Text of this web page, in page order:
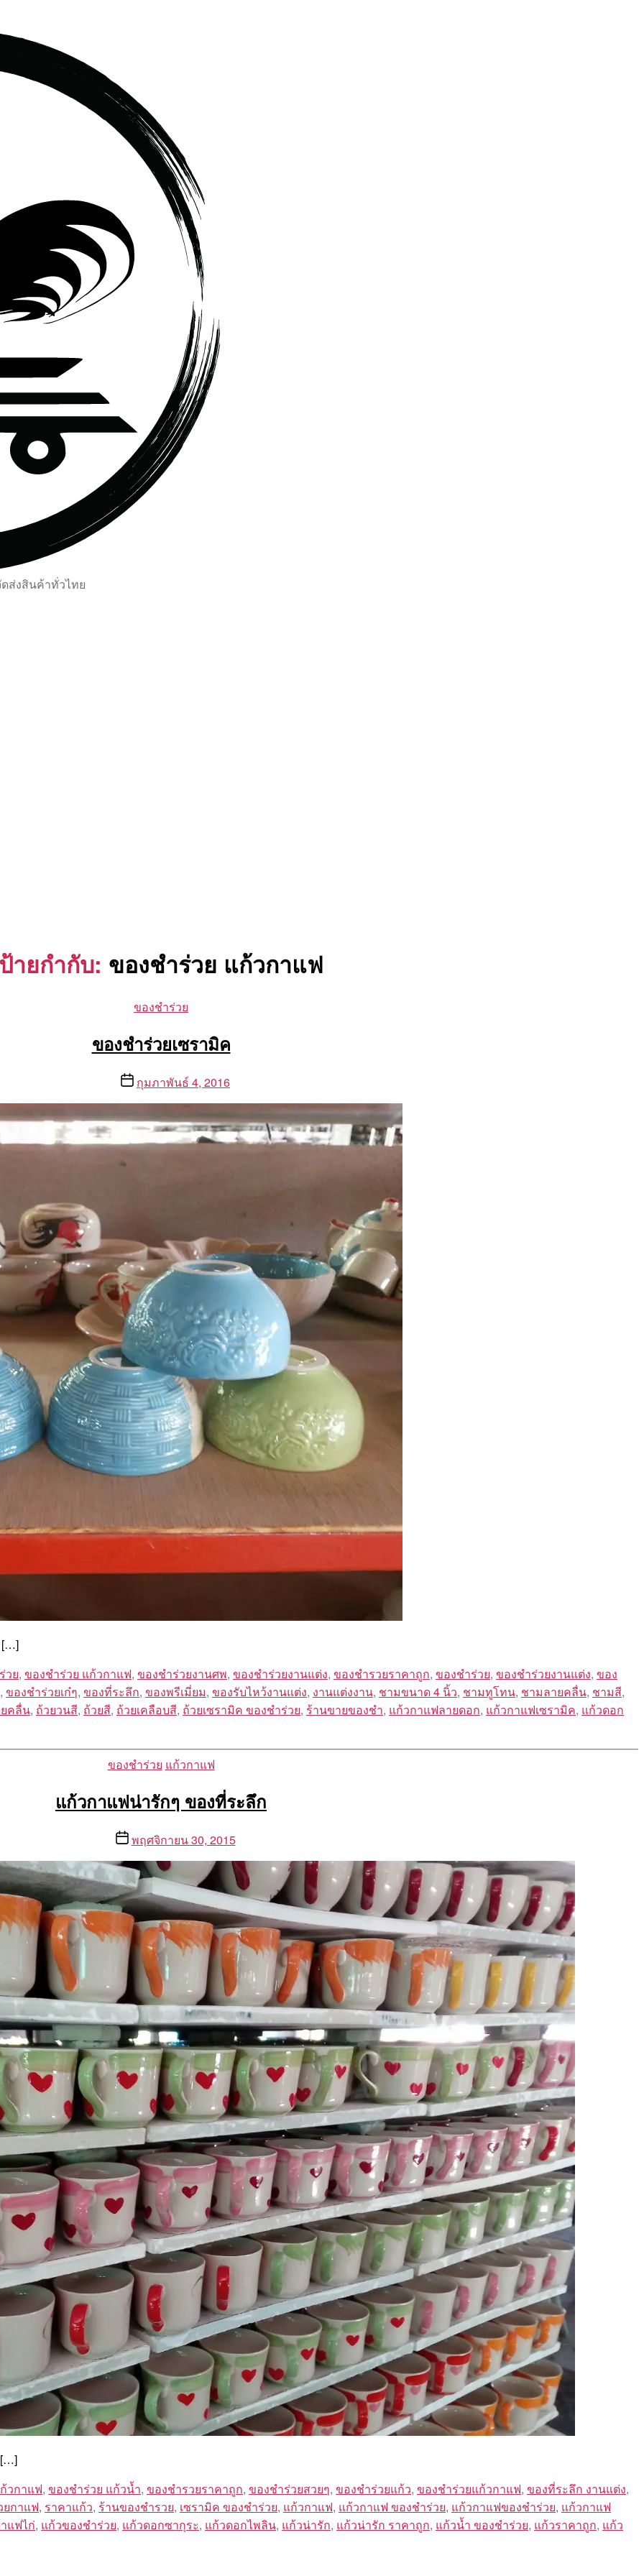
ส่งสินค้าทั่วไทย
ป้ายกำกับ: ของชำร่วย แก้วกาแฟ
Categories
ของชำร่วย
ของชำร่วยเซรามิค
Postกุมภาพันธ์ 4, 2016
[…]
วย, ของชำร่วย แก้วกาแฟ, ของชำร่วยงานศพ, ของชำร่วยงานแต่ง, ของชำรวยราคาถูก, ของชําร่วย, ของชําร่วยงานแต่ง, ของ
, ของชําร่วยเก๋ๆ, ของที่ระลึก, ของพรีเมี่ยม, ของรับไหว้งานแต่ง, งานแต่งงาน, ชามขนาด 4 นิ้ว, ชามทูโทน, ชามลายคลื่น, ชามสี,
คลื่น, ถ้วยวนสี, ถ้วยสี, ถ้วยเคลือบสี, ถ้วยเซรามิค ของชำร่วย, ร้านขายของชํา, แก้วกาแฟลายดอก, แก้วกาแฟเซรามิค, แก้วดอก
Categories
ของชำร่วย แก้วกาแฟ
แก้วกาแฟน่ารักๆ ของที่ระลึก
Postพฤศจิกายน 30, 2015
[…]
วกาแฟ, ของชำร่วย แก้วน้ำ, ของชำรวยราคาถูก, ของชำร่วยสวยๆ, ของชำร่วยแก้ว, ของชำร่วยแก้วกาแฟ, ของที่ระลึก งานแต่ง,
ยกาแฟ, ราคาแก้ว, ร้านของชำรวย, เซรามิค ของชำร่วย, แก้วกาแฟ, แก้วกาแฟ ของชำร่วย, แก้วกาแฟของชำร่วย, แก้วกาแฟ
แฟไก่, แก้วของชำร่วย, แก้วดอกซากุระ, แก้วดอกไพลิน, แก้วน่ารัก, แก้วน่ารัก ราคาถูก, แก้วน้ำ ของชำร่วย, แก้วราคาถูก, แก้ว